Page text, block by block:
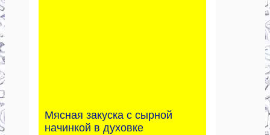
Мясная закуска с сырной
начинкой в духовке